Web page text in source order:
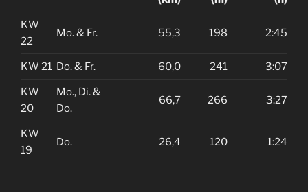
KW
22
Mo. & Fr. 55,3 198 2:45
KW 21 Do. & Fr. 60,0 241 3:07
KW
20
Mo., Di. &
Do.
66,7 266 3:27
KW
19
Do. 26,4 120 1:24